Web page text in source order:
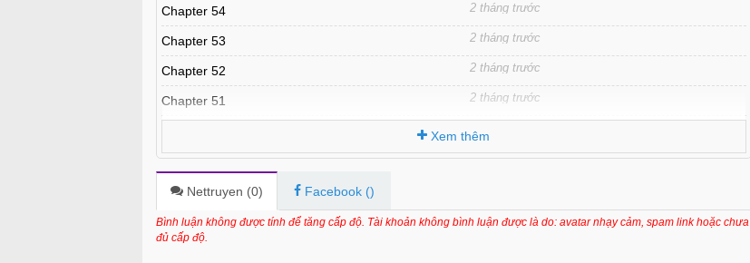
Chapter 54 2 tháng trước
Chapter 53 2 tháng trước
Chapter 52 2 tháng trước
Chapter 51 2 tháng trước
Chapter 49 3 tháng trước
Chapter 48.5
Chapter 48 3 tháng trước
Xem thêm
Nettruyen (0) Facebook ()
Bình luận không được tính để tăng cấp độ. Tài khoản không bình luận được là do: avatar nhạy cảm, spam link hoặc chưa
đủ cấp độ.